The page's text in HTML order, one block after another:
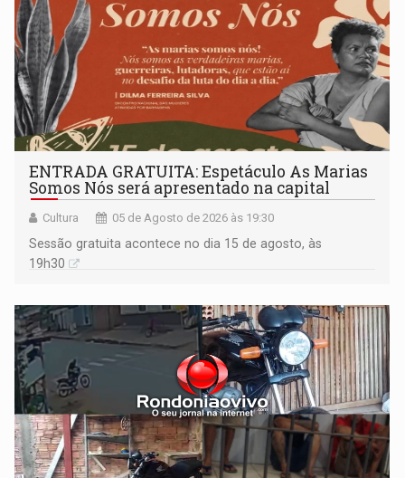
ENTRADA GRATUITA: Espetáculo As Marias
Somos Nós será apresentado na capital
Cultura 05 de Agosto de 2026 às 19:30
Sessão gratuita acontece no dia 15 de agosto, às
19h30